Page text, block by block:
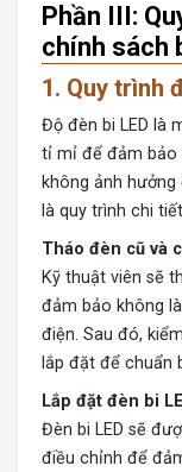
Phần III:
chính sách
1. Quy trình
Độ đèn bi LED là
tỉ mỉ để đảm bảo
không ảnh
là quy trình chi
Tháo đèn cũ và
Kỹ thuật viên sẽ
đảm bảo không
điện. Sau đó,
lắp đặt để chuẩn
Lắp đặt đèn bi
Đèn bi LED sẽ
điều chỉnh để